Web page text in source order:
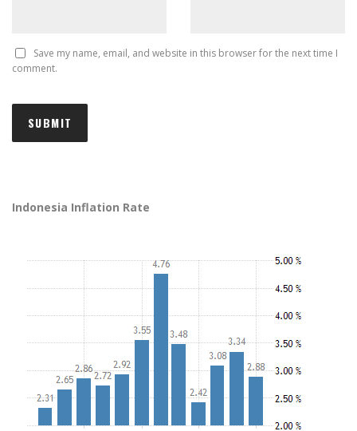
Save my name, email, and website in this browser for the next time I
comment.
Indonesia Inflation Rate